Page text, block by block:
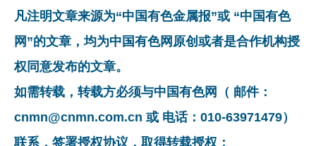
凡注明文章来源为“中国有色金属报”或 “中国有色
网”的文章，均为中国有色网原创或者是合作机构授
权同意发布的文章。
如需转载，转载方必须与中国有色网（ 邮件：
cnmn@cnmn.com.cn 或 电话：010-63971479）
联系，签署授权协议，取得转载授权；